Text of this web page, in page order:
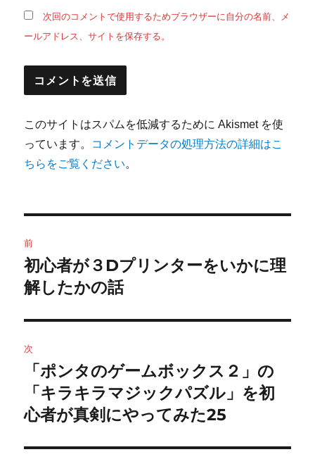
次回のコメントで使用するためブラウザーに自分の名前、メ
ールアドレス、サイトを保存する。
このサイトはスパムを低減するために Akismet を使
っています。 コメントデータの処理方法の詳細はこ
ちらをご覧ください。
稿
ナ
ビ
ゲ
ー
シ
前
前
の
稿:
初心者が３Dプリンターをいかに理
解したかの話
次
次
の
投
「ポンタのゲームボックス２」の
「キラキラマジックパズル」を初
心者が真剣にやってみた25